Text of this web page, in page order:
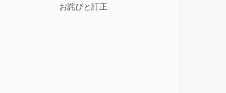
お詫びと訂正